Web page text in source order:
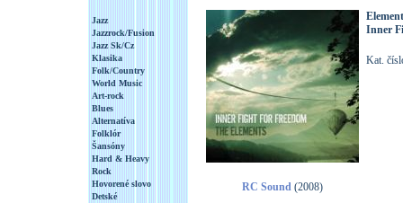
Jazz
Jazzrock/Fusion
Jazz Sk/Cz
Klasika
Folk/Country
World Music
Art-rock
Blues
Alternatíva
Folklór
Šansóny
Hard & Heavy
Rock
Hovorené slovo
Detské
RC Sound(2008)
Inner
Kat.